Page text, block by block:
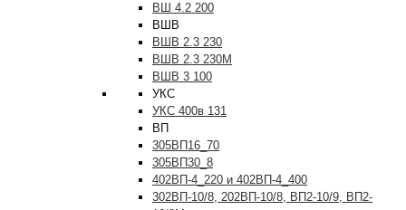
ВШ 4.2 200
ВШВ
ВШВ 2.3 230
ВШВ 2.3 230М
ВШВ 3 100
УКС
УКС 400в 131
ВП
305ВП16_70
305ВП30_8
402ВП-4_220 и 402ВП-4_400
302ВП-10/8, 202ВП-10/8, ВП2-10/9, ВП2-